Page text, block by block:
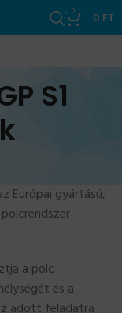
0 0 FT
S1
Európai gyártású,
a polc
és a